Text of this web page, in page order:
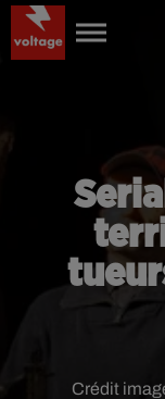
Crédit